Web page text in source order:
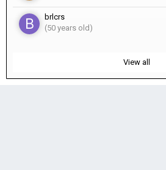
brlcrs
(50 years old)
View all